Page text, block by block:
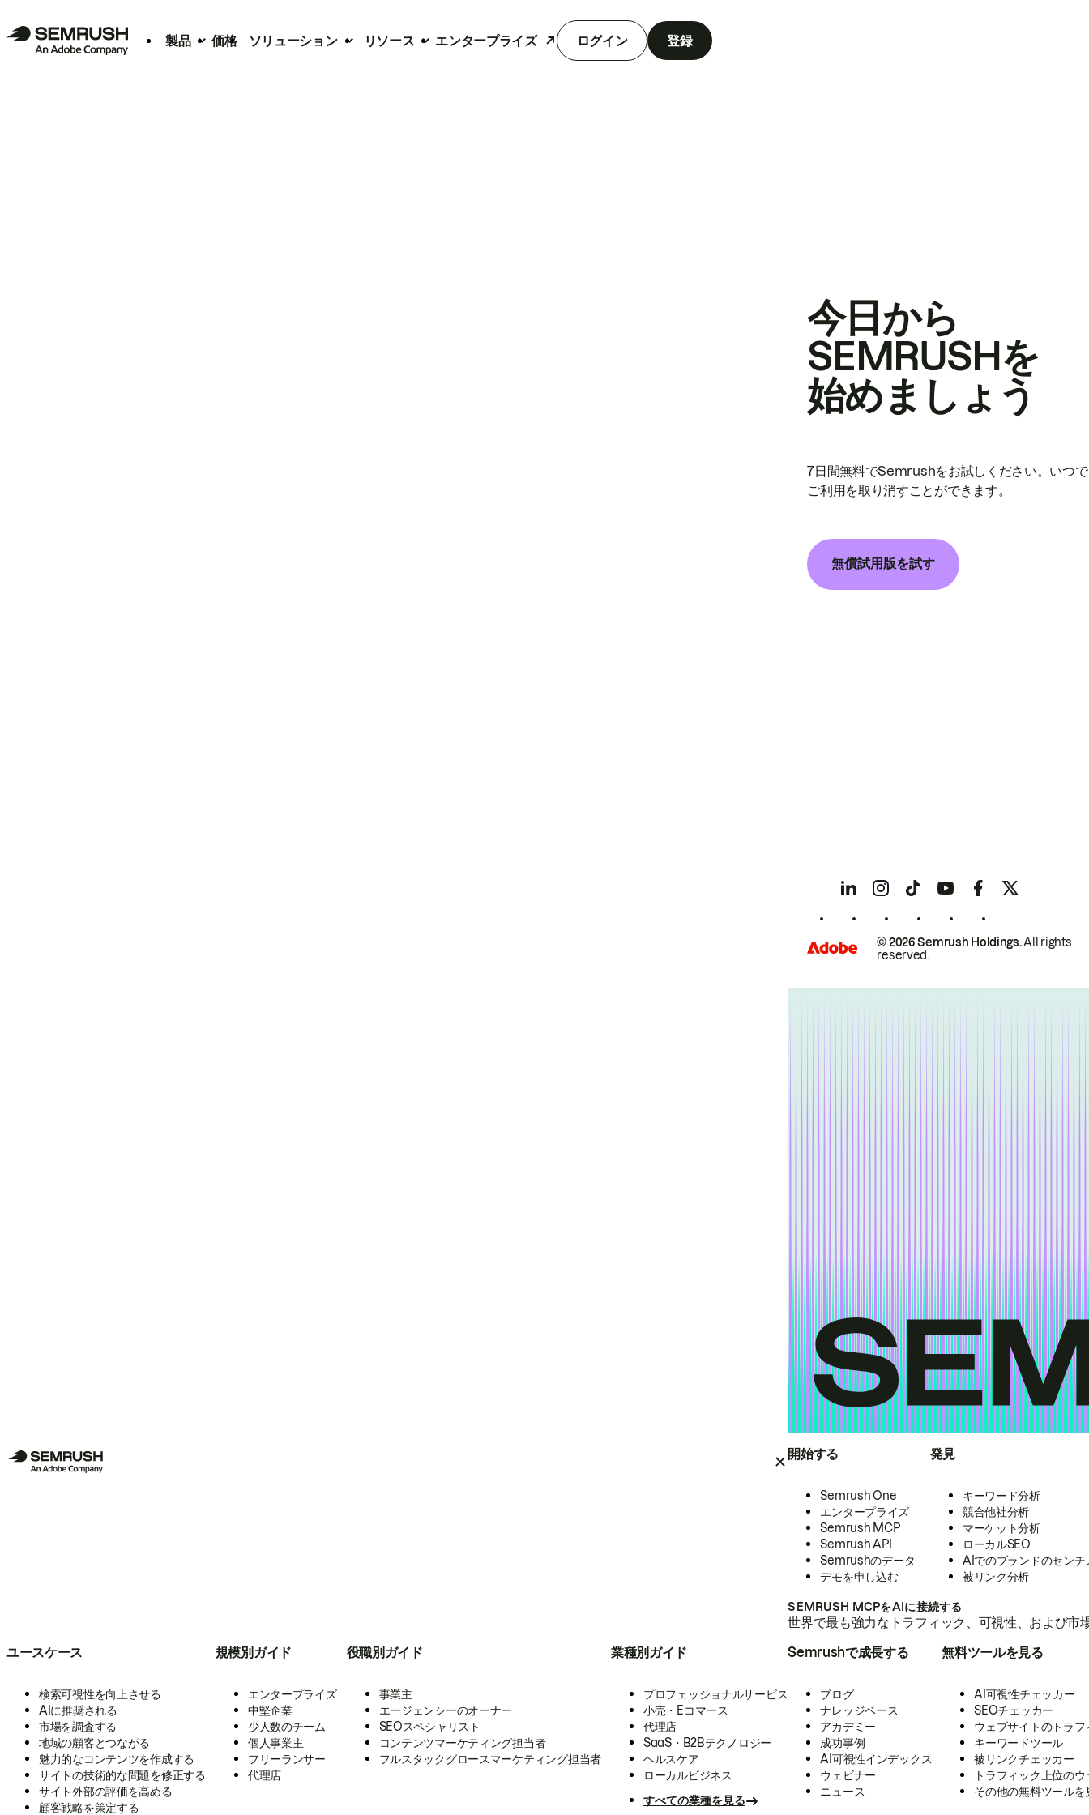
製品 価格 ソリューション リソース エンタープライズ ログイン 登録
開始する
Semrush One
エンタープライズ
Semrush MCP
Semrush API
Semrushのデータ
デモを申し込む
発見
キーワード分析
競合他社分析
マーケット分析
ローカルSEO
AIでのブランドのセンチ
被リンク分析
SEMRUSH MCPをAIに接続する
世界で最も強力なトラフィック、可視性、および
ユースケース
検索可視性を向上させる
AIに推奨される
市場を調査する
地域の顧客とつながる
魅力的なコンテンツを作成する
サイトの技術的な問題を修正する
サイト外部の評価を高める
顧客戦略を策定する
規模別ガイド
エンタープライズ
中堅企業
少人数のチーム
個人事業主
フリーランサー
代理店
役職別ガイド
事業主
エージェンシーのオーナー
SEOスペシャリスト
コンテンツマーケティング担当者
フルスタックグロースマーケティング担当者
業種別ガイド
プロフェッショナルサービス
小売・Eコマース
代理店
SaaS・B2Bテクノロジー
ヘルスケア
ローカルビジネス
すべての業種を見る
Semrushで成長する
ブログ
ナレッジベース
アカデミー
成功事例
AI可視性インデックス
ウェビナー
ニュース
無料ツールを見る
AI可視性チェッカー
SEOチェッカー
ウェブサイトのトラ
キーワードツール
被リンクチェッカー
トラフィック上位の
その他の無料ツールを
今日から
SEMRUSHを
始めましょう
7日間無料でSemrushをお試しください。いつ
ご利用を取り消すことができます。
無償試用版を試す
© 2026 Semrush Holdings.All rights
reserved.